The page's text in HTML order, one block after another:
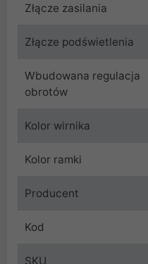
Złącze zasilania
Złącze podświetlenia
Wbudowana regulacja
obrotów
Kolor wirnika
Kolor ramki
Producent
Kod
SKU